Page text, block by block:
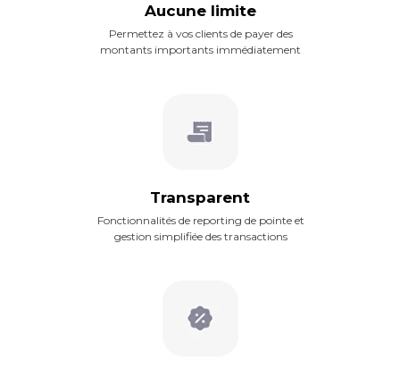
Aucune limite
Permettez à vos clients de payer des
montants importants immédiatement
Transparent
Fonctionnalités de reporting de pointe et
gestion simplifiée des transactions